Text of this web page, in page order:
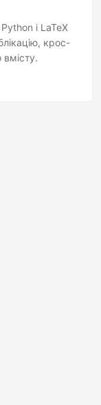
і LaTeX
крос-
вмісту.